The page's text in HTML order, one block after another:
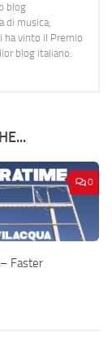
blog
di musica,
ha vinto il Premio
blog italiano.
0
– Faster